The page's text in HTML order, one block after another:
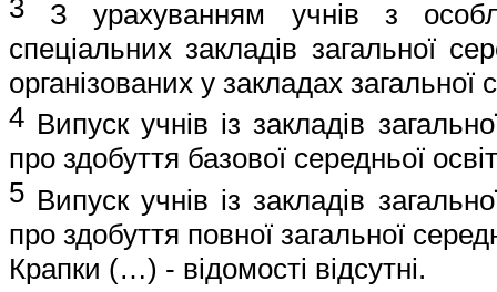
3 З урахуванням учнів з
спеціальних закладів загальної
організованих у закладах загальної
4 Випуск учнів із закладів
про здобуття базової середньої
5 Випуск учнів із закладів
про здобуття повної загальної
Крапки (…) - відомості відсутні.